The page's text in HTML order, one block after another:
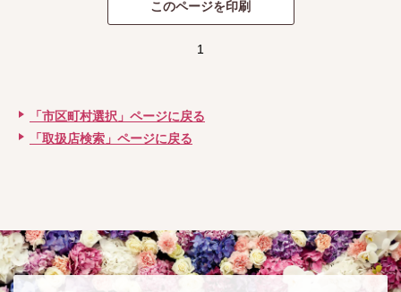
1
「市区町村選択」ページに戻る
「取扱店検索」ページに戻る